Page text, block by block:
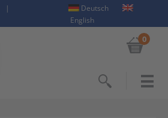
|
Deutsch
English
0